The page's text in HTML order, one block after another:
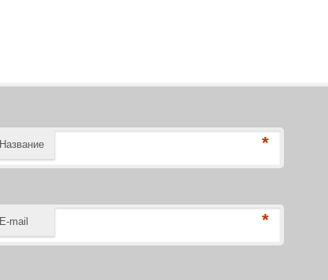
Название *
E-mail *